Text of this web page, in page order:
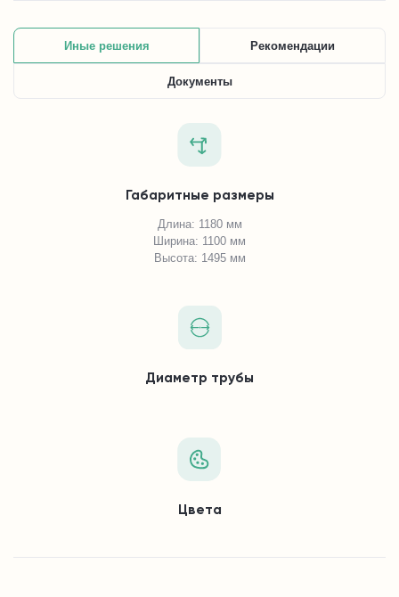
Иные решения Рекомендации
Документы
Габаритные размеры
Длина: 1180 мм
Ширина: 1100 мм
Высота: 1495 мм
Диаметр трубы
Цвета